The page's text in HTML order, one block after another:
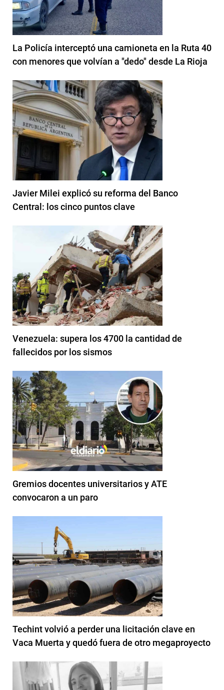
La Policía interceptó una camioneta en la Ruta 40
con menores que volvían a "dedo" desde La Rioja
Javier Milei explicó su reforma del Banco
Central: los cinco puntos clave
Venezuela: supera los 4700 la cantidad de
fallecidos por los sismos
Gremios docentes universitarios y ATE
convocaron a un paro
Techint volvió a perder una licitación clave en
Vaca Muerta y quedó fuera de otro megaproyecto